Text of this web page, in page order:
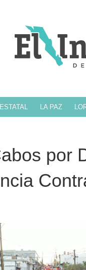
ESTATAL LA PAZ
por